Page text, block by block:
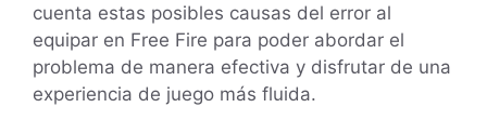
cuenta estas posibles causas del error al
equipar en Free Fire para poder abordar el
problema de manera efectiva y disfrutar de una
experiencia de juego más fluida.